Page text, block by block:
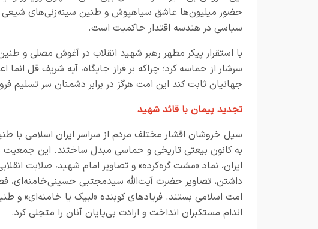
حضور میلیون‌ها عاشق سیاهپوش و طنین سینه‌زنی‌های شیعی
سیاسی در هندسه اقتدار حاکمیت است.
با استقرار پیکر مطهر رهبر شهید انقلاب در آغوش مصلی و
سرشار از حماسه کرد؛ چراکه بر فراز جایگاه، آیه شریف قل
جهانیان ثابت کند این امت هرگز در برابر دشمنان سر تسلیم
تجدید پیمان با قائد شهید
سیل خروشان اقشار مختلف مردم از سراسر ایران اسلامی با
به کانون بیعتی تاریخی و حماسی مبدل ساختند. این جمعیت
ایران، نماد «مشت گره‌کرده» و تصاویر امام شهید، صلابت
داشتن، تصاویر حضرت آیت‌الله سیدمجتبی حسینی‌خامنه‌ای،
امت اسلامی بستند. فریادهای کوبنده «لبیک یا خامنه‌ای» و
اندام مستکبران انداخت و ارادت بی‌پایان آنان را متجلی کرد.